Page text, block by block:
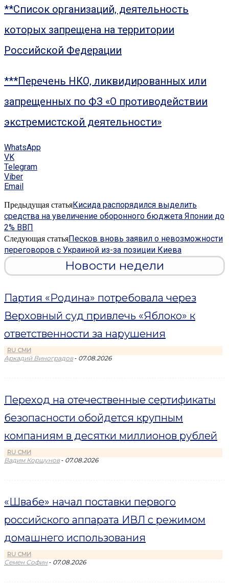
**Список организаций, деятельность
которых запрещена на территории
Российской Федерации
***Перечень НКО, ликвидированных или
запрещенных по ФЗ «О противодействии
экстремистской деятельности»
WhatsApp
VK
Telegram
Viber
Email
Предыдущая статьяКисида распорядился выделить
средства на увеличение оборонного бюджета Японии до
2% ВВП
Следующая статьяПесков вновь заявил о невозможности
переговоров с Украиной из-за позиции Киева
Новости недели
Партия «Родина» потребовала через
Верховный суд привлечь «Яблоко» к
ответственности за нарушения
RU СМИ
Аркадий Виноградов - 07.08.2026
Переход на отечественные сертификаты
безопасности обойдется крупным
компаниям в десятки миллионов рублей
RU СМИ
Вадим Коршунов - 07.08.2026
«Швабе» начал поставки первого
российского аппарата ИВЛ с режимом
домашнего использования
RU СМИ
Семен Софин - 07.08.2026